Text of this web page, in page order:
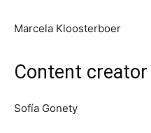
Marcela Kloosterboer
Content creator
Sofía Gonety